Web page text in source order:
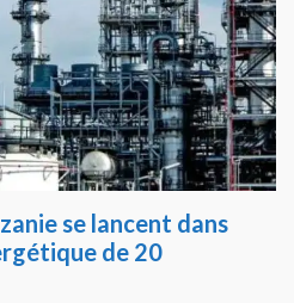
se lancent dans
de 20